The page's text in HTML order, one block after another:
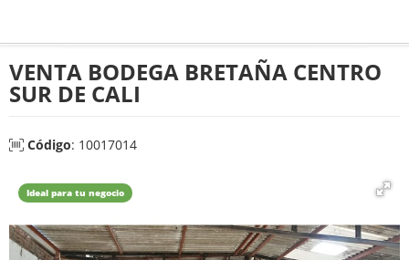
VENTA BODEGA BRETAÑA CENTRO
SUR DE CALI
Código: 10017014
Ideal para tu negocio